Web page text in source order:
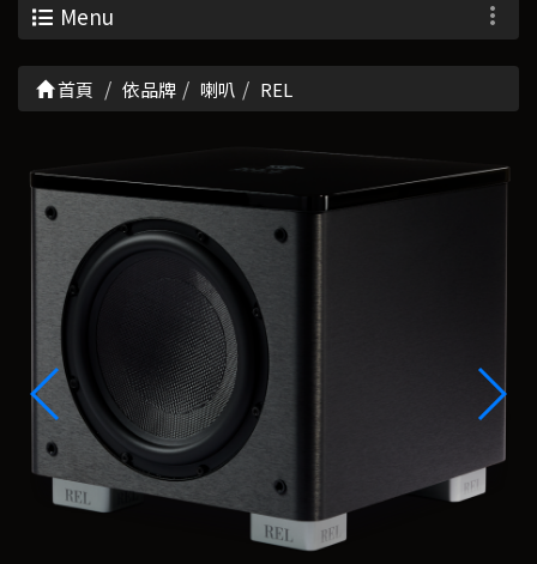
Menu
首頁 依品牌 喇叭 REL